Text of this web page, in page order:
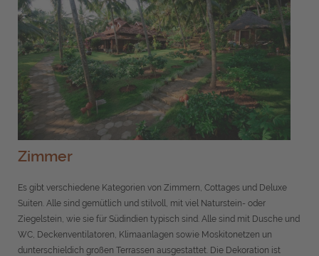
Zimmer
Es gibt verschiedene Kategorien von Zimmern, Cottages und Deluxe
Suiten. Alle sind gemütlich und stilvoll, mit viel Naturstein- oder
Ziegelstein, wie sie für Südindien typisch sind. Alle sind mit Dusche und
WC, Deckenventilatoren, Klimaanlagen sowie Moskitonetzen un
dunterschieldich großen Terrassen ausgestattet. Die Dekoration ist